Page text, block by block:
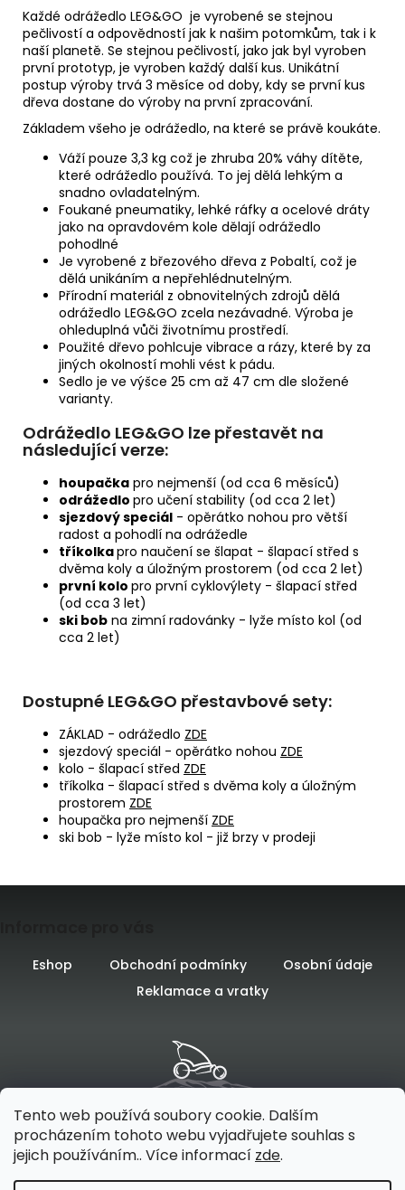
Tento web používá soubory cookie. Dalším
procházením tohoto webu vyjadřujete souhlas s
jejich používáním.. Více informací zde.
Každé odrážedlo LEG&GO je vyrobené se stejnou
pečlivostí a odpovědností jak k našim potomkům, tak i k
naší planetě. Se stejnou pečlivostí, jako jak byl vyroben
první prototyp, je vyroben každý další kus. Unikátní
postup výroby trvá 3 měsíce od doby, kdy se první kus
dřeva dostane do výroby na první zpracování.
Základem všeho je odrážedlo, na které se právě koukáte.
Váží pouze 3,3 kg což je zhruba 20% váhy dítěte,
které odrážedlo používá. To jej dělá lehkým a
snadno ovladatelným.
Foukané pneumatiky, lehké ráfky a ocelové dráty
jako na opravdovém kole dělají odrážedlo
pohodlné
Je vyrobené z březového dřeva z Pobaltí, což je
dělá unikáním a nepřehlédnutelným.
Přírodní materiál z obnovitelných zdrojů dělá
odrážedlo LEG&GO zcela nezávadné. Výroba je
ohleduplná vůči životnímu prostředí.
Použité dřevo pohlcuje vibrace a rázy, které by za
jiných okolností mohli vést k pádu.
Sedlo je ve výšce 25 cm až 47 cm dle složené
varianty.
Odrážedlo LEG&GO lze přestavět na
následující verze:
houpačka pro nejmenší (od cca 6 měsíců)
odrážedlo pro učení stability (od cca 2 let)
sjezdový speciál - opěrátko nohou pro větší
radost a pohodlí na odrážedle
tříkolkapro naučení se šlapat - šlapací střed s
dvěma koly a úložným prostorem (od cca 2 let)
první kolo pro první cyklovýlety - šlapací střed
(od cca 3 let)
ski bob na zimní radovánky - lyže místo kol (od
cca 2 let)
Dostupné LEG&GO přestavbové sety:
ZÁKLAD - odrážedlo ZDE
sjezdový speciál - opěrátko nohou ZDE
kolo - šlapací střed ZDE
tříkolka - šlapací střed s dvěma koly a úložným
prostorem ZDE
houpačka pro nejmenší ZDE
ski bob - lyže místo kol - již brzy v prodeji
Eshop Obchodní podmínky
Osobní údaje
Reklamace a vratky
Vytvořilo na platformě